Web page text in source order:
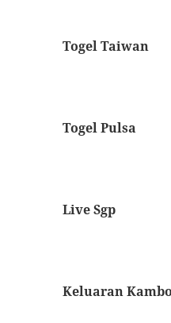
Togel Taiwan
Togel Pulsa
Live Sgp
Keluaran